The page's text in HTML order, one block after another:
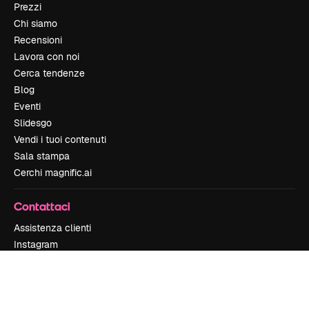
Prezzi
Chi siamo
Recensioni
Lavora con noi
Cerca tendenze
Blog
Eventi
Slidesgo
Vendi i tuoi contenuti
Sala stampa
Cerchi magnific.ai
Contattaci
Assistenza clienti
Instagram